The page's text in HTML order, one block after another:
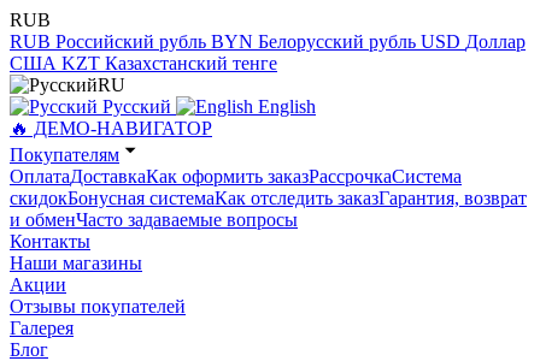
RUB
RUB Российский рубль BYN Белорусский рубль USD Доллар
США KZT Казахстанский тенге
RU
Русский
English
🔥 ДЕМО-НАВИГАТОР
Покупателям
ОплатаДоставкаКак оформить заказРассрочкаСистема
скидокБонусная системаКак отследить заказГарантия, возврат
и обменЧасто задаваемые вопросы
Контакты
Наши магазины
Акции
Отзывы покупателей
Галерея
Блог